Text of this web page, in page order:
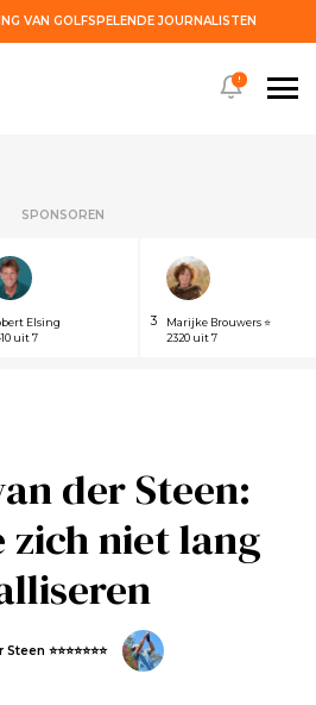
VAN GOLFSPELENDE JOURNALISTEN
SPONSOREN
Elsing
uit 7
3
Marijke Brouwers ⭐
2320 uit 7
!
der Steen:
zich niet lang
⭐⭐⭐⭐⭐⭐⭐